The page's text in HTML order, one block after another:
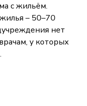
с жильём.
– 50–70
нет
у которых